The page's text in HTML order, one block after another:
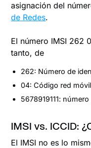
asignación del
de Redes.
El número IMSI 262
tanto, de
262: Número de
04: Código red
5678919111:
IMSI vs. ICCID:
El IMSI no es lo